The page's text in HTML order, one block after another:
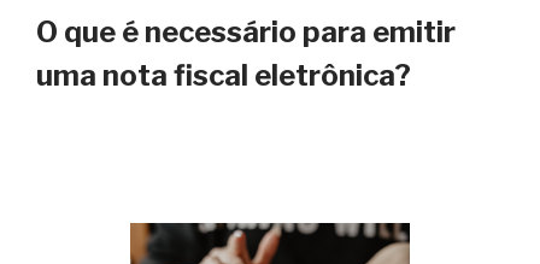
O que é necessário para emitir
uma nota fiscal eletrônica?